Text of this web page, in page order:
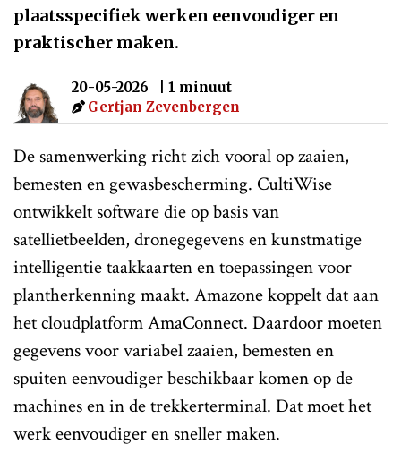
plaatsspecifiek werken eenvoudiger en
praktischer maken.
20-05-2026
| 1 minuut
Gertjan Zevenbergen
De samenwerking richt zich vooral op zaaien,
bemesten en gewasbescherming. CultiWise
ontwikkelt software die op basis van
satellietbeelden, dronegegevens en kunstmatige
intelligentie taakkaarten en toepassingen voor
plantherkenning maakt. Amazone koppelt dat aan
het cloudplatform AmaConnect. Daardoor moeten
gegevens voor variabel zaaien, bemesten en
spuiten eenvoudiger beschikbaar komen op de
machines en in de trekkerterminal. Dat moet het
werk eenvoudiger en sneller maken.